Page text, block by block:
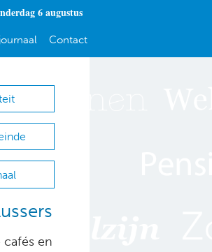
6 augustus
Contact
en